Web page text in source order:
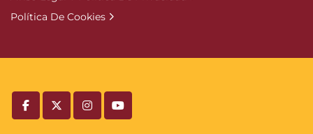
facebooktwitterinstagramyoutube
Política De Cookies